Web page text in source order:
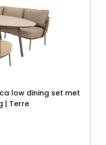
low dining set met
| Terre